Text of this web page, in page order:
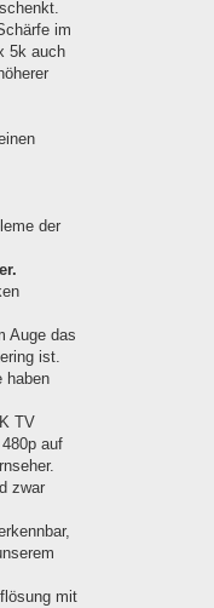
im
5k auch
der
Auge das
ist.
haben
TV
auf
zwar
mit